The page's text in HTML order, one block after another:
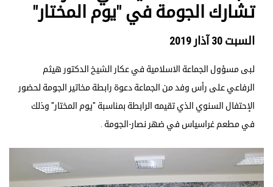
تشارك الجومة في "يوم المختار"
السبت 30 آذار 2019
لبى مسؤول الجماعة الاسلامية في عكار الشيخ الدكتور هيثم
الرفاعي على رأس وفد من الجماعة دعوة رابطة مخاتير الجومة لحضور
الإحتفال السنوي الذي تقيمه الرابطة بمناسبة "يوم المختار" وذلك
في مطعم غراسياس في ضهر نصار-الجومة .